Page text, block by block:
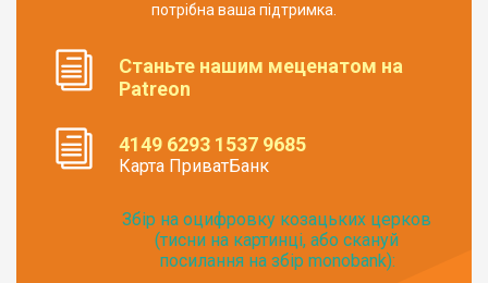
потрібна ваша підтримка.
Станьте нашим меценатом на
Patreon
4149 6293 1537 9685
Карта ПриватБанк
Збір на оцифровку козацьких церков
(тисни на картинці, або скануй
посилання на збір monobank):